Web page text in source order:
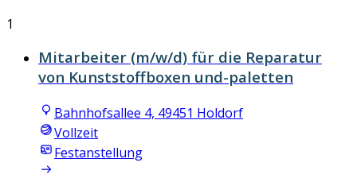
1
Mitarbeiter (m/w/d) für die Reparatur
von Kunststoffboxen und-paletten
Bahnhofsallee 4, 49451 Holdorf
Vollzeit
Festanstellung